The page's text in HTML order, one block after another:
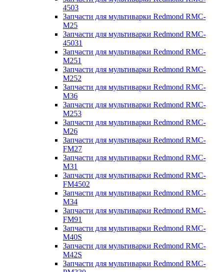
4503
Запчасти для мультиварки Redmond RMC-
M25
Запчасти для мультиварки Redmond RMC-
45031
Запчасти для мультиварки Redmond RMC-
M251
Запчасти для мультиварки Redmond RMC-
M252
Запчасти для мультиварки Redmond RMC-
M36
Запчасти для мультиварки Redmond RMC-
M253
Запчасти для мультиварки Redmond RMC-
M26
Запчасти для мультиварки Redmond RMC-
FM27
Запчасти для мультиварки Redmond RMC-
M31
Запчасти для мультиварки Redmond RMC-
FM4502
Запчасти для мультиварки Redmond RMC-
M34
Запчасти для мультиварки Redmond RMC-
FM91
Запчасти для мультиварки Redmond RMC-
M40S
Запчасти для мультиварки Redmond RMC-
M42S
Запчасти для мультиварки Redmond RMC-